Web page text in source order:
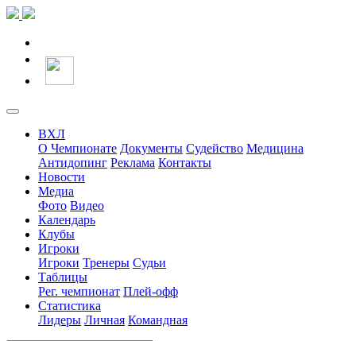
ВХЛ
О Чемпионате Документы Судейство Медицина
Антидопинг Реклама Контакты
Новости
Медиа
Фото Видео
Календарь
Клубы
Игроки
Игроки Тренеры Судьи
Таблицы
Рег. чемпионат Плей-офф
Статистика
Лидеры Личная Командная